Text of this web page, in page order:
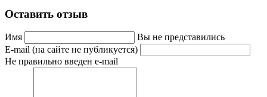
Оставить отзыв
Имя
Вы не представились
E-mail (на сайте не публикуется)
Не правильно введен e-mail